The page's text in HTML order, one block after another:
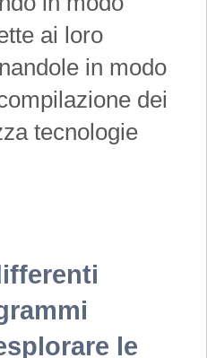
ai loro
in modo
dei
tecnologie
le